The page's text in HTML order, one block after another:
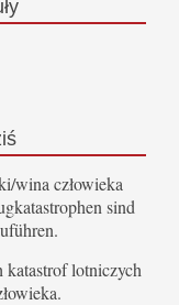
wina człowieka
sind
lotniczych